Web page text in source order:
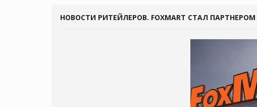
НОВОСТИ РИТЕЙЛЕРОВ. FOXMART СТАЛ ПАРТНЕРОМ